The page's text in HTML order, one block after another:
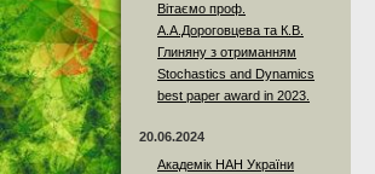
Вітаємо проф.
А.А.Дороговцева та К.В.
Глиняну з отриманням
Stochastics and Dynamics
best paper award in 2023.
20.06.2024
Академік НАН України